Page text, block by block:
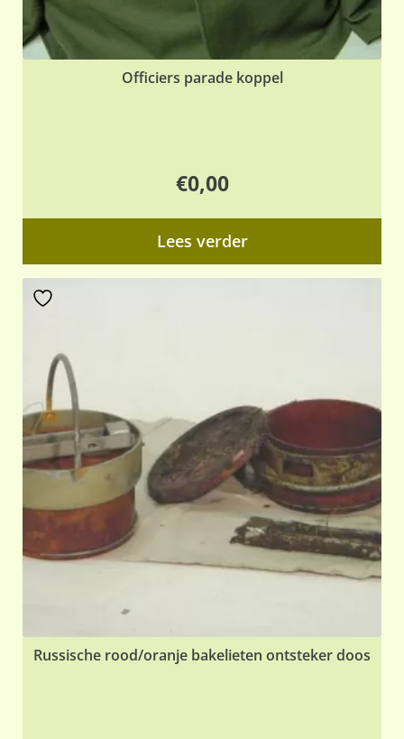
Officiers parade koppel
€0,00
Lees verder
Russische rood/oranje bakelieten ontsteker doos